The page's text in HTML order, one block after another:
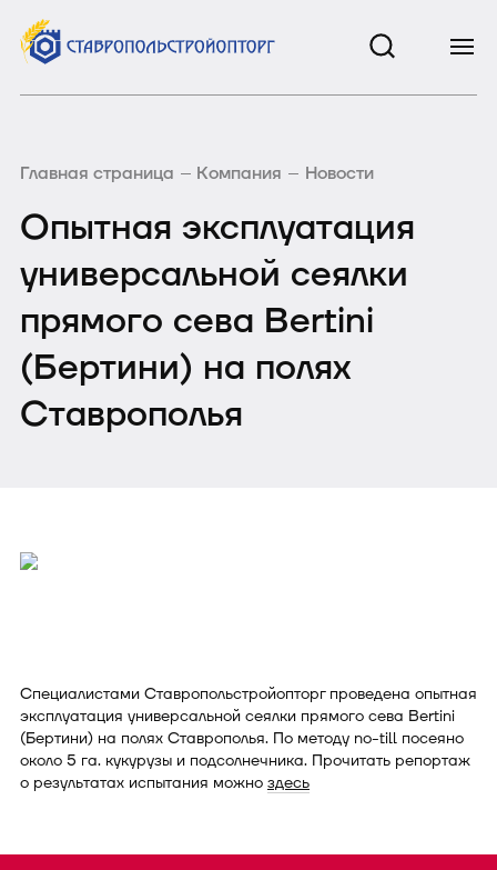
Главная страница Компания Новости
Опытная эксплуатация
универсальной сеялки
прямого сева Bertini
(Бертини) на полях
Cтаврополья
Специалистами Ставропольстройопторг проведена опытная
эксплуатация универсальной сеялки прямого сева Bertini
(Бертини) на полях Ставрополья. По методу no-till посеяно
около 5 га. кукурузы и подсолнечника. Прочитать репортаж
о результатах испытания можно здесь